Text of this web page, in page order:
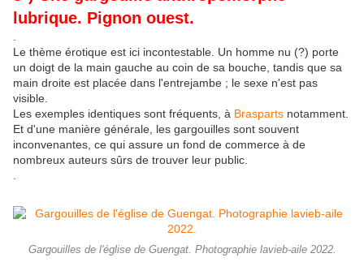
lubrique. Pignon ouest.
Le thème érotique est ici incontestable. Un homme nu (?) porte
un doigt de la main gauche au coin de sa bouche, tandis que sa
main droite est placée dans l'entrejambe ; le sexe n'est pas
visible.
Les exemples identiques sont fréquents, à Brasparts notamment.
Et d'une manière générale, les gargouilles sont souvent
inconvenantes, ce qui assure un fond de commerce à de
nombreux auteurs sûrs de trouver leur public.
Gargouilles de l'église de Guengat. Photographie lavieb-aile 2022.